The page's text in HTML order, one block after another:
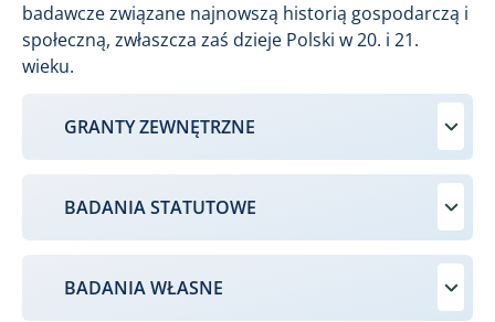
badawcze związane najnowszą historią gospodarczą i
społeczną, zwłaszcza zaś dzieje Polski w 20. i 21.
wieku.
GRANTY ZEWNĘTRZNE
BADANIA STATUTOWE
BADANIA WŁASNE